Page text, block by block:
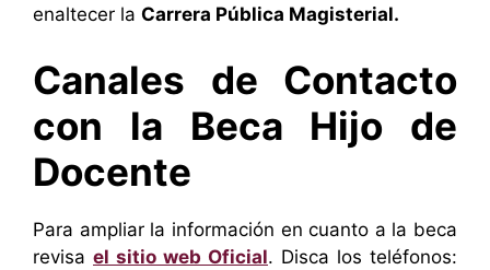
enaltecer la Carrera Pública Magisterial.
Canales de Contacto
con la Beca Hijo de
Docente
Para ampliar la información en cuanto a la beca
revisa el sitio web Oficial. Disca los teléfonos: